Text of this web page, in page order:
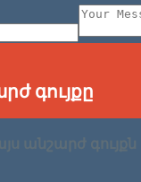
գույքը
անշարժ